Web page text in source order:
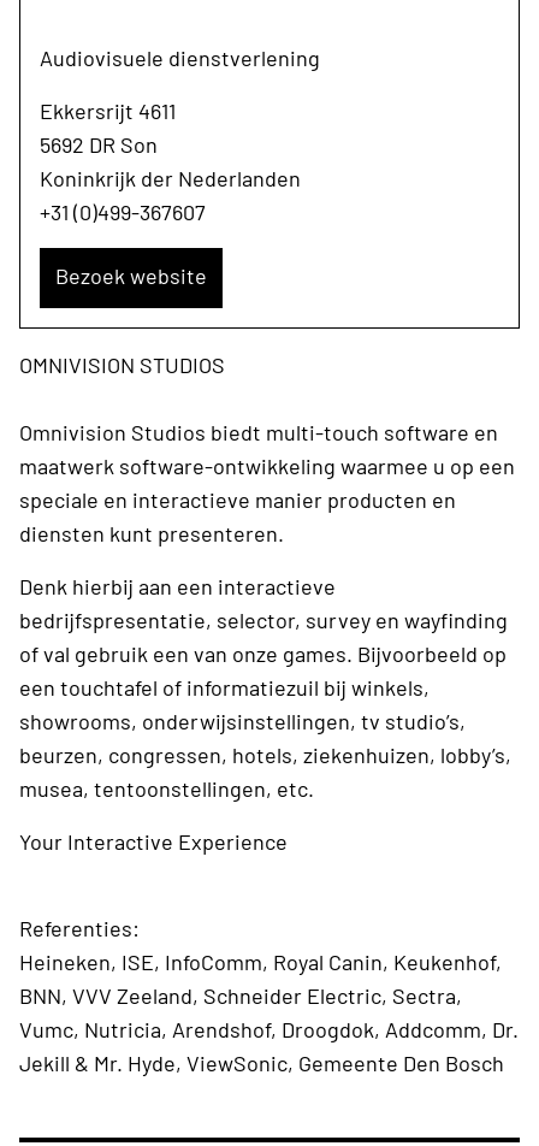
Audiovisuele dienstverlening
Ekkersrijt 4611
5692 DR Son
Koninkrijk der Nederlanden
+31 (0)499-367607
Bezoek website
OMNIVISION STUDIOS
Omnivision Studios biedt multi-touch software en
maatwerk software-ontwikkeling waarmee u op een
speciale en interactieve manier producten en
diensten kunt presenteren.
Denk hierbij aan een interactieve
bedrijfspresentatie, selector, survey en wayfinding
of val gebruik een van onze games. Bijvoorbeeld op
een touchtafel of informatiezuil bij winkels,
showrooms, onderwijsinstellingen, tv studio’s,
beurzen, congressen, hotels, ziekenhuizen, lobby’s,
musea, tentoonstellingen, etc.
Your Interactive Experience
Referenties:
Heineken, ISE, InfoComm, Royal Canin, Keukenhof,
BNN, VVV Zeeland, Schneider Electric, Sectra,
Vumc, Nutricia, Arendshof, Droogdok, Addcomm, Dr.
Jekill & Mr. Hyde, ViewSonic, Gemeente Den Bosch